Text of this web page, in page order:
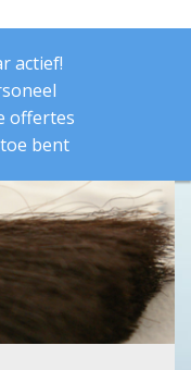
actief!
offertes
bent